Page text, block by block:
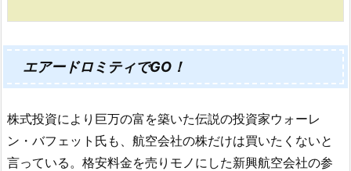
エアードロミティでGO！
株式投資により巨万の富を築いた伝説の投資家ウォーレ
ン・バフェット氏も、航空会社の株だけは買いたくないと
言っている。格安料金を売りモノにした新興航空会社の参